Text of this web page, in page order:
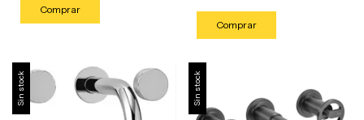
Sin stock Sin stock